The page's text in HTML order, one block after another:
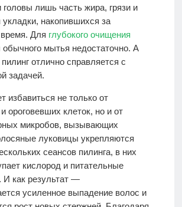
головы лишь часть жира, грязи и
накопившихся за
Для глубокого очищения
обычного мытья недостаточно. А
отлично справляется с
задачей.
избавиться не только от
и ороговевших клеток, но и от
микробов, вызывающих
луковицы укрепляются
сеансов пилинга, в них
кислород и питательные
И как результат —
усиленное выпадение волос и